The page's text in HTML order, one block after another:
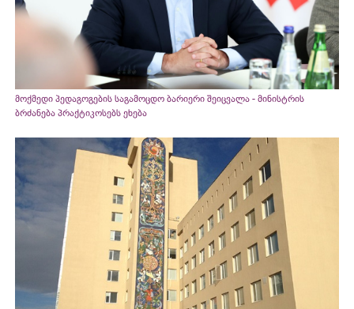
მოქმედი პედაგოგების საგამოცდო ბარიერი შეიცვალა - მინისტრის
ბრძანება პრაქტიკოსებს ეხება